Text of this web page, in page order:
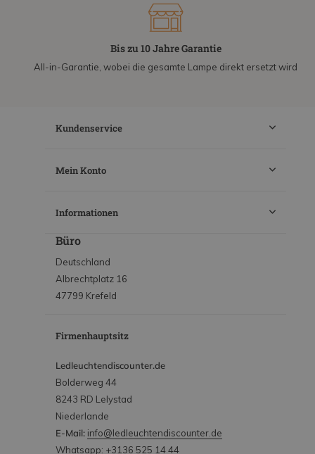
Bis zu 10 Jahre Garantie
All-in-Garantie, wobei die gesamte Lampe direkt ersetzt wird
Kundenservice
Mein Konto
Informationen
Büro
Deutschland
Albrechtplatz 16
47799 Krefeld
Firmenhauptsitz
Ledleuchtendiscounter.de
Bolderweg 44
8243 RD Lelystad
Niederlande
E-Mail: info@ledleuchtendiscounter.de
Whatsapp: +3136 525 14 44